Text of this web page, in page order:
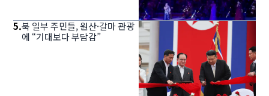
5.북 일부 주민들, 원산·갈마 관광
에 “기대보다 부담감”